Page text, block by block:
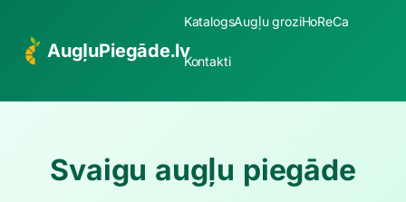
AugļuPiegāde.lv
KatalogsAugļu groziHoReCa
Kontakti
Svaigu augļu piegāde